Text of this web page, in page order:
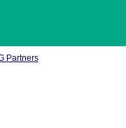
Partners